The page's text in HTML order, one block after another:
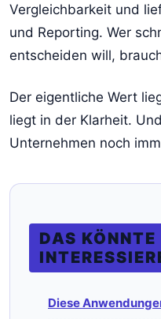
Vergleichbarkeit und
und Reporting. Wer
entscheiden will,
Der eigentliche Wert
liegt in der Klarheit.
Unternehmen noch
DAS
Diese